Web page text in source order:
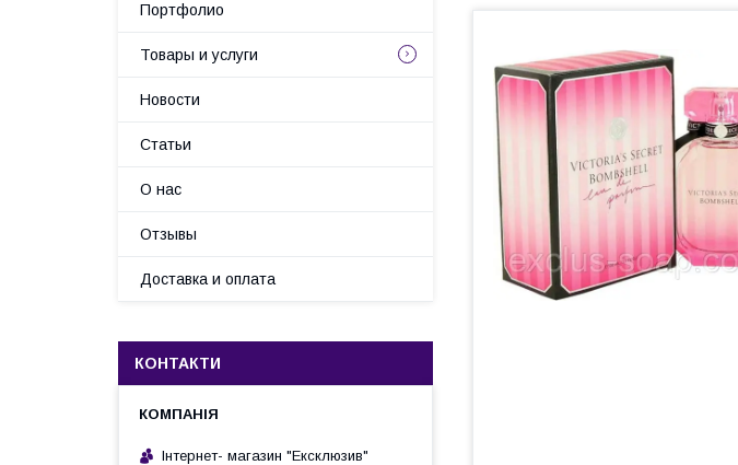
Портфолио
Товары и услуги
Новости
Статьи
О нас
Отзывы
Доставка и оплата
КОНТАКТИ
Інтернет- магазин "Ексклюзив"